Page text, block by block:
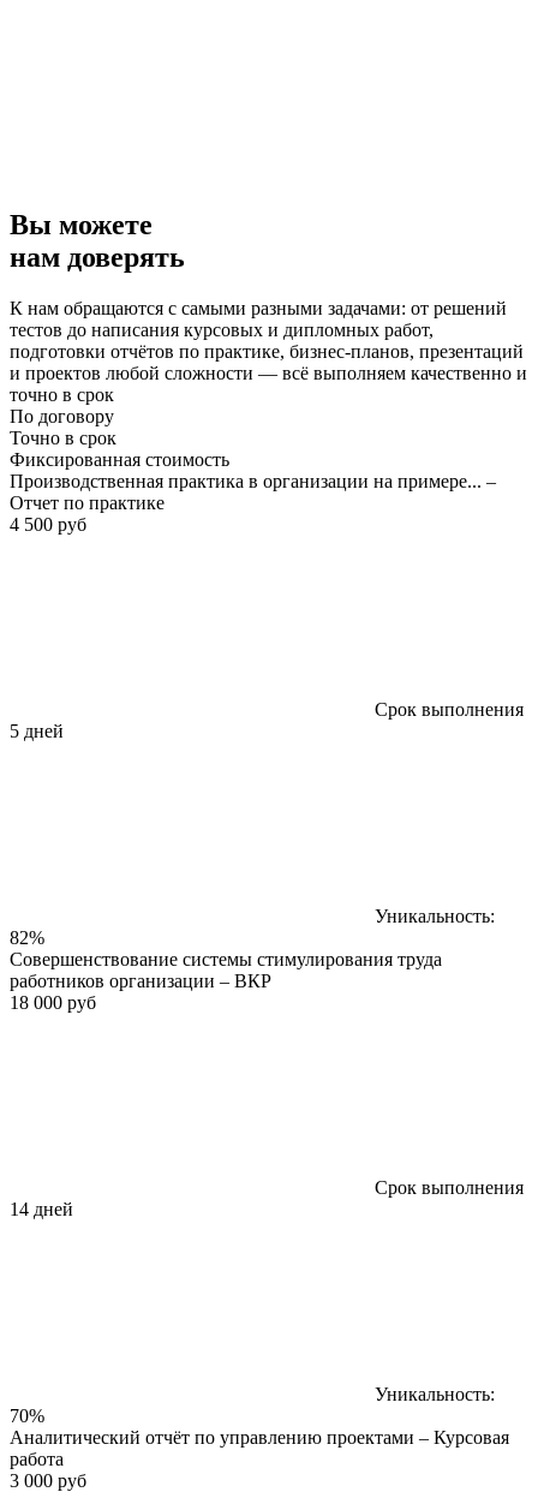
Вы можете
нам доверять
К нам обращаются с самыми разными задачами: от решений
тестов до написания курсовых и дипломных работ,
подготовки отчётов по практике, бизнес-планов, презентаций
и проектов любой сложности — всё выполняем качественно и
точно в срок
По договору
Точно в срок
Фиксированная стоимость
Производственная практика в организации на примере... –
Отчет по практике
4 500 руб
Срок выполнения
5 дней
Уникальность:
82%
Совершенствование системы стимулирования труда
работников организации – ВКР
18 000 руб
Срок выполнения
14 дней
Уникальность:
70%
Аналитический отчёт по управлению проектами – Курсовая
работа
3 000 руб